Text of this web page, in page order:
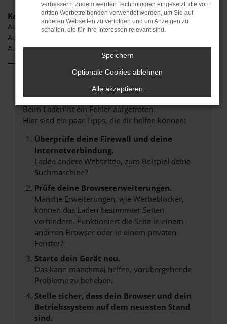
Kategorie
Audi A6 Gebrauchtwagen Neuburg
Audi A6 Neuwagen Neuburg
Audi A6 Jahreswagen Neuburg
Fehler: Network Error
Beim Laden ist ein Fehler aufgetreten.
Hier sind ein paar Tipps, die dir helfen können:
Überprüfe deine Firewall und deine
Internetverbindung.
Laden andere Webseiten, zum Beispiel deine
Suchmaschine?
Prüfe deine Browsererweiterungen.
Manche Erweiterungen, wie Werbeblocker,
können das Laden bestimmter Seiten
verhindern. Funktioniert die Seite in einem
anderen Browser oder in einem privaten
Fenster?
Starte dein Gerät neu.
Das kann manchmal helfen, vorübergehende
Probleme zu beheben.
Stelle sicher, dass dein Browser und dein
Betriebssystem auf dem neuesten Stand
sind.
verbessern. Zudem werden Technologien eingesetzt, die von
dritten Werbetreibenden verwendet werden, um Sie auf
anderen Webseiten zu verfolgen und um Anzeigen zu
schalten, die für Ihre Interessen relevant sind.
Speichern
Optionale Cookies ablehnen
Alle akzeptieren